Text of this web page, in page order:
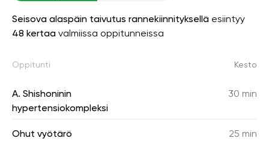
Seisova alaspäin taivutus rannekiinnityksellä esiintyy
48 kertaa valmiissa oppitunneissa
Oppitunti Kesto
A. Shishoninin
hypertensiokompleksi
30 min
Ohut vyötärö 25 min